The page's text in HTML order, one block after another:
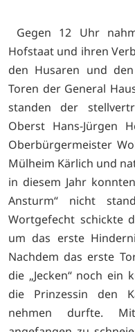
Gegen 12 Uhr
Hofstaat und ihren
den Husaren und
Toren der General
standen der
Oberst Hans-Jürgen
Oberbürgermeister
Mülheim Kärlich und
in diesem Jahr
Ansturm“ nicht
Wortgefecht schickte
um das erste
Nachdem das erste
die „Jecken“ noch ein
die Prinzessin den
nehmen durfte.